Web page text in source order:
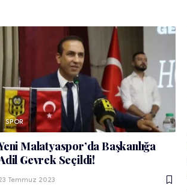
SPOR
Malatyaspor’da Başkanlığa
Gevrek Seçildi!
Temmuz 2023